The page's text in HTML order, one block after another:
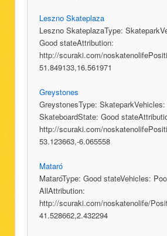
Leszno Skateplaza
Leszno SkateplazaType:
Good stateAttribution:
http://scuraki.com/
51.849133,16.561971
Greystones
GreystonesType: SkateparkVehicles:
SkateboardState: Good
http://scuraki.com/
53.123663,-6.065558
Mataró
MataróType: Good stateVehicles:
AllAttribution:
http://scuraki.com/noskatenolife/
41.528662,2.432294